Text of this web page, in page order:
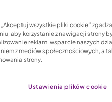
–
wszystkie pliki cookie”
aby korzystanie z nawigacji strony
reklam, wsparcie naszych
z mediów społecznościowych, a
strony.
Ustawienia plików cookie